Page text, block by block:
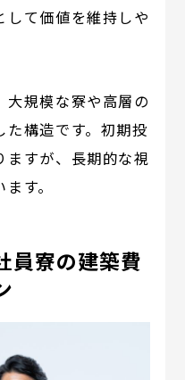
して価値を維持しや
大規模な寮や高層の
構造です。初期投
ますが、長期的な視
す。
員寮の建築費